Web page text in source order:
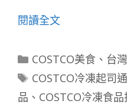
閱讀全文
分
類
COSTCO美食、 台
標
籤
COSTCO冷凍起司
品 、 COSTCO冷凍食